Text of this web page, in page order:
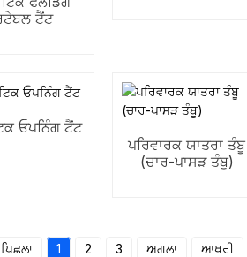
ਟੈਂਟ
ਓਪਨਿੰਗ ਟੈਂਟ
ਪਰਿਵਾਰਕ ਯਾਤਰਾ ਤੰਬੂ
(ਚਾਰ-ਪਾਸੜ ਤੰਬੂ)
ਪਿਛਲਾ 1 2 3 ਅਗਲਾ ਆਖਰੀ